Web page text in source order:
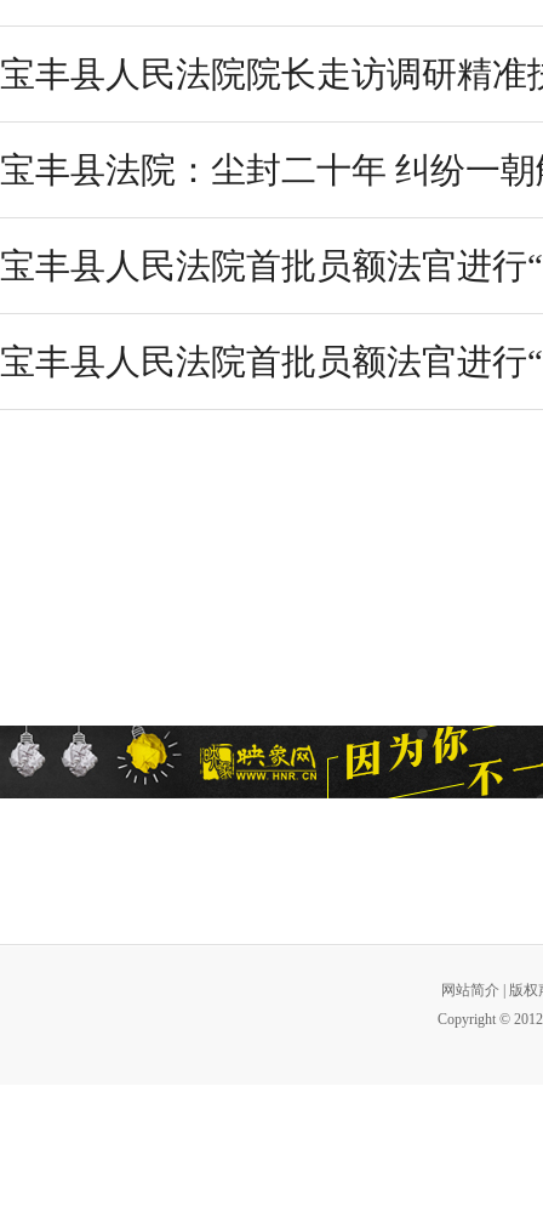
宝丰县人民法院院长走访调研精准
宝丰县法院：尘封二十年 纠纷一
宝丰县人民法院首批员额法官进行
宝丰县人民法院首批员额法官进行
网站简介
版权
Copyright ©